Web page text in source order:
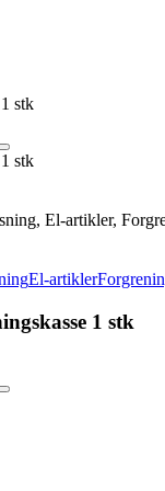
stk
stk
El-artikler,
El-artikler
1 stk